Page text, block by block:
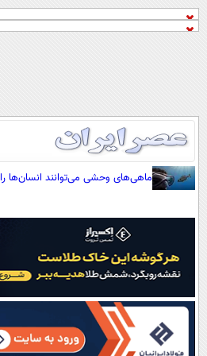
صفحه اول
آرشیو
نظرسنجی
آب و هوا
اوقات شرعی
سواد زندگی
ماهی‌های وحشی می‌توانند انسان‌ها